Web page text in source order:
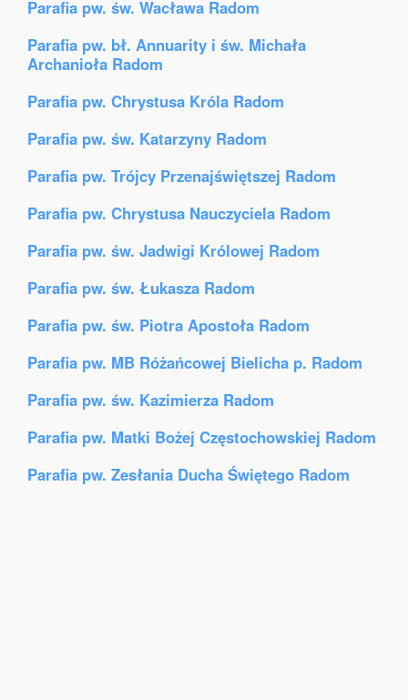
Parafia pw. św. Wacława Radom
Parafia pw. bł. Annuarity i św. Michała
Archanioła Radom
Parafia pw. Chrystusa Króla Radom
Parafia pw. św. Katarzyny Radom
Parafia pw. Trójcy Przenajświętszej Radom
Parafia pw. Chrystusa Nauczyciela Radom
Parafia pw. św. Jadwigi Królowej Radom
Parafia pw. św. Łukasza Radom
Parafia pw. św. Piotra Apostoła Radom
Parafia pw. MB Różańcowej Bielicha p. Radom
Parafia pw. św. Kazimierza Radom
Parafia pw. Matki Bożej Częstochowskiej Radom
Parafia pw. Zesłania Ducha Świętego Radom